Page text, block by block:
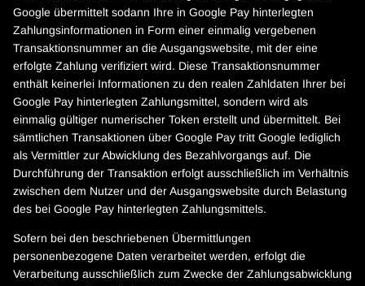
Google übermittelt sodann Ihre in Google Pay hinterlegten
Zahlungsinformationen in Form einer einmalig vergebenen
Transaktionsnummer an die Ausgangswebsite, mit der eine
erfolgte Zahlung verifiziert wird. Diese Transaktionsnummer
enthält keinerlei Informationen zu den realen Zahldaten Ihrer bei
Google Pay hinterlegten Zahlungsmittel, sondern wird als
einmalig gültiger numerischer Token erstellt und übermittelt. Bei
sämtlichen Transaktionen über Google Pay tritt Google lediglich
als Vermittler zur Abwicklung des Bezahlvorgangs auf. Die
Durchführung der Transaktion erfolgt ausschließlich im Verhältnis
zwischen dem Nutzer und der Ausgangswebsite durch Belastung
des bei Google Pay hinterlegten Zahlungsmittels.
Sofern bei den beschriebenen Übermittlungen
personenbezogene Daten verarbeitet werden, erfolgt die
Verarbeitung ausschließlich zum Zwecke der Zahlungsabwicklung